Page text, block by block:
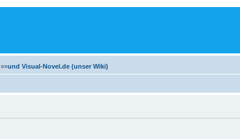
»»und Visual-Novel.de (unser Wiki)